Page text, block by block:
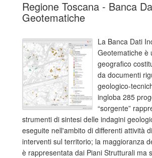
Regione Toscana - Banca
Geotematiche
La Banca Dati
Geotematiche è
geografico
da documenti
geologico-
ingloba 285
“sorgente”
strumenti di sintesi delle indagini
eseguite nell'ambito di differenti attività
interventi sul territorio; la maggioranza
è rappresentata dai Piani Strutturali ma